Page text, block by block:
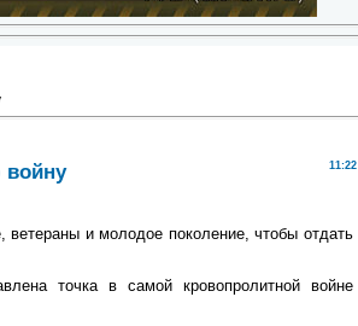
11:22
и молодое поколение, чтобы отдать
точка в самой кровопролитной войне